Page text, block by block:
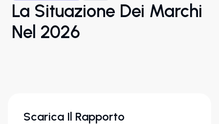
La Situazione Dei Marchi
Nel 2026
Scarica Il Rapporto